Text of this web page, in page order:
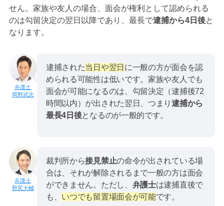
せん。家族や友人の場合、面会が権利として認められる
のは勾留決定の翌日以降であり、最長で逮捕から4日後と
なります。
岡野武志
逮捕された当日や翌日 に一般の方が面会を認
められる可能性は低いです。家族や友人でも
面会が可能になるのは、勾留決定（逮捕後72
時間以内）が出された翌日、つまり逮捕から
最長4日後となるのが一般的です。
野尻大輔
裁判所から接見禁止の命令が出されている場
合は、それが解除されるまで一般の方は面会
ができません。ただし、 弁護士は逮捕直後で
も、 いつでも留置場面会が可能です。